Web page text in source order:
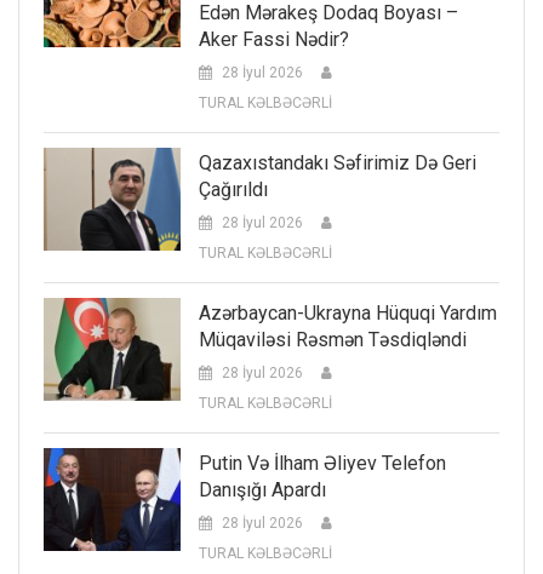
Edən Mərakeş Dodaq Boyası –
Aker Fassi Nədir?
28 İyul 2026
TURAL KƏLBƏCƏRLİ
Qazaxıstandakı Səfirimiz Də Geri
Çağırıldı
28 İyul 2026
TURAL KƏLBƏCƏRLİ
Azərbaycan-Ukrayna Hüquqi Yardım
Müqaviləsi Rəsmən Təsdiqləndi
28 İyul 2026
TURAL KƏLBƏCƏRLİ
Putin Və İlham Əliyev Telefon
Danışığı Apardı
28 İyul 2026
TURAL KƏLBƏCƏRLİ